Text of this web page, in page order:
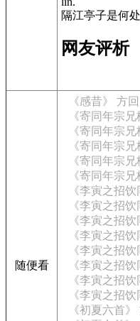
隔江亭子是何
网友评析
随便看
《感昔》 方回
《寄同年宗
《寄同年宗
《寄同年宗
《寄同年宗
《寄同年宗
《李寅之招
《李寅之招
《李寅之招
《李寅之招
《李寅之招
《李寅之招
《李寅之招
《李寅之招
《初夏六首》